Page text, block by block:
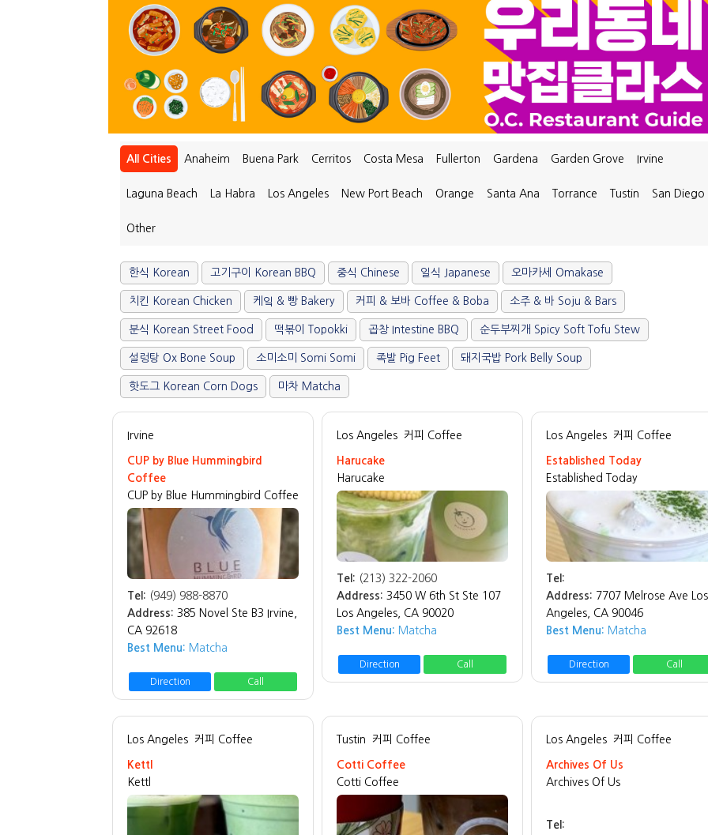
All Cities Anaheim Buena Park Cerritos Costa Mesa Fullerton Gardena Garden Grove Irvine
Laguna Beach La Habra Los Angeles New Port Beach Orange Santa Ana Torrance Tustin San Diego
Other
한식 Korean 고기구이 Korean BBQ 중식 Chinese 일식 Japanese 오마카세 Omakase
치킨 Korean Chicken 케잌 & 빵 Bakery 커피 & 보바 Coffee & Boba 소주 & 바 Soju & Bars
분식 Korean Street Food 떡볶이 Topokki 곱창 Intestine BBQ 순두부찌개 Spicy Soft Tofu Stew
설렁탕 Ox Bone Soup 소미소미 Somi Somi 족발 Pig Feet 돼지국밥 Pork Belly Soup
핫도그 Korean Corn Dogs 마차 Matcha
Irvine
CUP by Blue Hummingbird
Coffee
CUP by Blue Hummingbird Coffee
Tel: (949) 988-8870
Address: 385 Novel Ste B3 Irvine,
CA 92618
Best Menu: Matcha
Direction Call
Los Angeles 커피 Coffee
Harucake
Harucake
Tel: (213) 322-2060
Address: 3450 W 6th St Ste 107
Los Angeles, CA 90020
Best Menu: Matcha
Direction Call
Los Angeles 커피 Coffee
Established Today
Established Today
Tel:
Address: 7707 Melrose Ave Los
Angeles, CA 90046
Best Menu: Matcha
Direction Call
Los Angeles 커피 Coffee
Kettl
Kettl
Tustin 커피 Coffee
Cotti Coffee
Cotti Coffee
Los Angeles 커피 Coffee
Archives Of Us
Archives Of Us
Tel: